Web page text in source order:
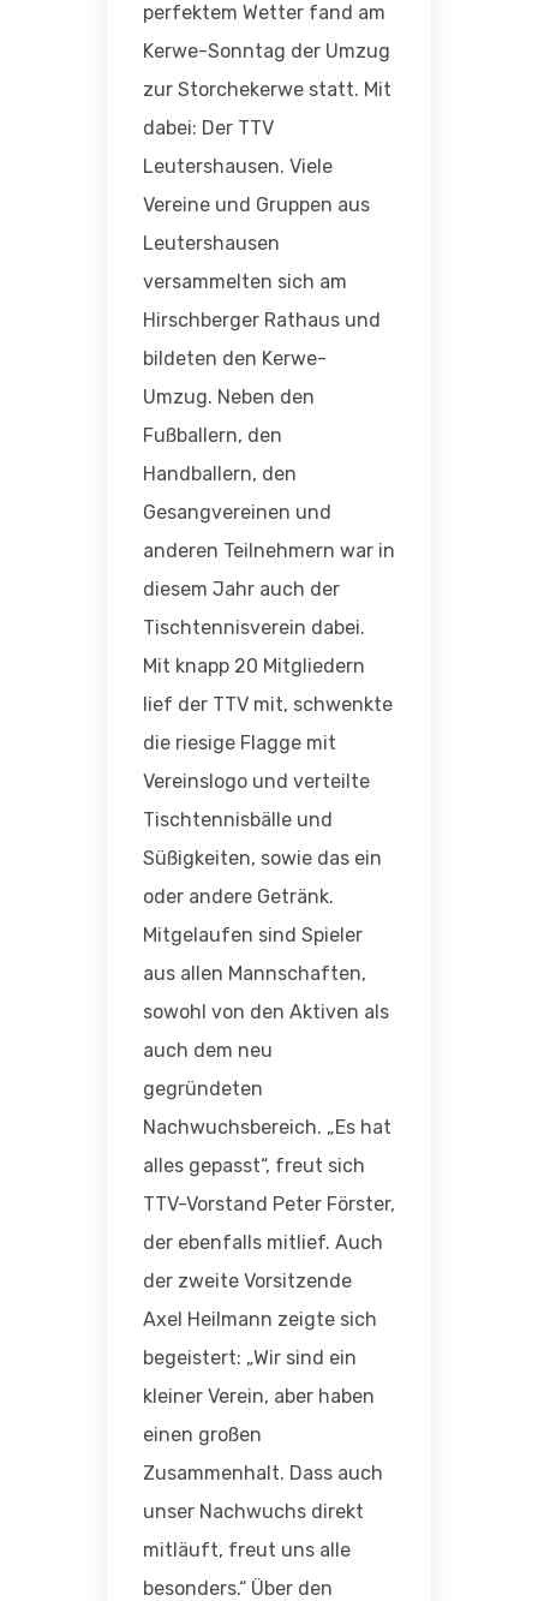
perfektem Wetter fand am
Kerwe-Sonntag der Umzug
zur Storchekerwe statt. Mit
dabei: Der TTV
Leutershausen. Viele
Vereine und Gruppen aus
Leutershausen
versammelten sich am
Hirschberger Rathaus und
bildeten den Kerwe-
Umzug. Neben den
Fußballern, den
Handballern, den
Gesangvereinen und
anderen Teilnehmern war in
diesem Jahr auch der
Tischtennisverein dabei.
Mit knapp 20 Mitgliedern
lief der TTV mit, schwenkte
die riesige Flagge mit
Vereinslogo und verteilte
Tischtennisbälle und
Süßigkeiten, sowie das ein
oder andere Getränk.
Mitgelaufen sind Spieler
aus allen Mannschaften,
sowohl von den Aktiven als
auch dem neu
gegründeten
Nachwuchsbereich. „Es hat
alles gepasst“, freut sich
TTV-Vorstand Peter Förster,
der ebenfalls mitlief. Auch
der zweite Vorsitzende
Axel Heilmann zeigte sich
begeistert: „Wir sind ein
kleiner Verein, aber haben
einen großen
Zusammenhalt. Dass auch
unser Nachwuchs direkt
mitläuft, freut uns alle
besonders.“ Über den